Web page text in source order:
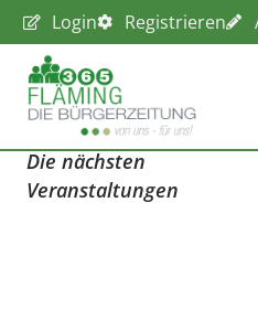
Login Registrieren
Die nächsten
Veranstaltungen